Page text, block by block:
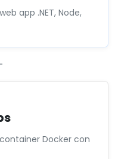
app .NET, Node,
Docker con